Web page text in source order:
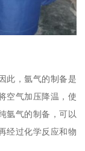
此，氩气的制备是
空气加压降温，使
氩气的制备，可以
经过化学反应和物